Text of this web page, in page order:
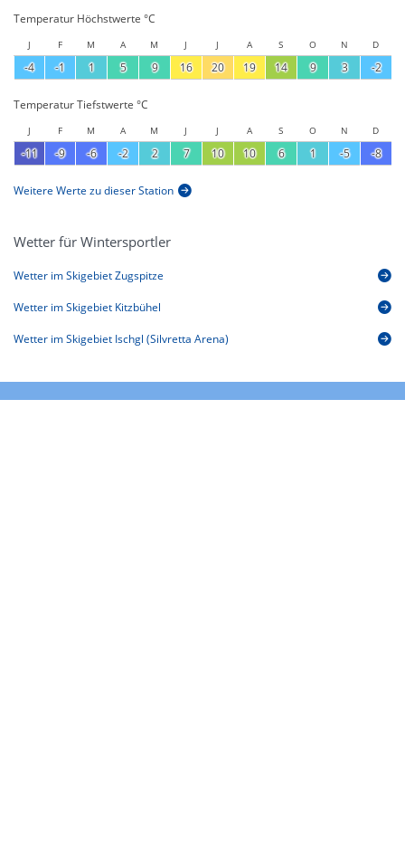
Temperatur Höchstwerte °C
J F M A M J J A S O N D
-4 -1 1 5 9 16 20 19 14 9 3 -2
Temperatur Tiefstwerte °C
J F M A M J J A S O N D
-11 -9 -6 -2 2 7 10 10 6 1 -5 -8
Weitere Werte zu dieser Station
Wetter für Wintersportler
Wetter im Skigebiet Zugspitze
Wetter im Skigebiet Kitzbühel
Wetter im Skigebiet Ischgl (Silvretta Arena)